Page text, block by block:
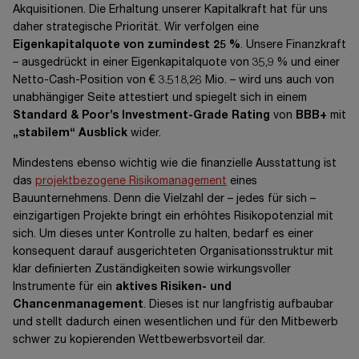
beizutragen.
Nicht zuletzt durch die Einbindung konzerneigener
Spezialanbieterinnen wie STRABAG Property & Facility
Services, A-WAY, EFKON, STRABAG Infrastructure & Safety
Solutions oder STRABAG Umwelttechnik ist der Konzern in der
Lage, das gesamte Anforderungsprofil von der Strukturierung
über die Finanzierung und Planung bis hin zum Bau und Betrieb
Auftraggeberschaft als auch den kapitalgebenden Stellen ein
hohes Maß an Sicherheit hinsichtlich der Vertragserfüllung zu
vermitteln.
( 2024: 24 %) unseres Zementbedarfs wurden durch die
Beteiligung an vier ( 2024: vier ) Zementwerken gedeckt. Der
Bereich Stein/Kies deckte15 % (2024: 15 % ) ab. Hier stieg die
Anzahl der aktiven Produktionsstätten leicht von 145 auf 146.
Seit dem Geschäftsjahr 2016 ist die STRABAG SE gemäß
§ 267b UGBverpflichtet, für ihre Tochterunternehmen in der
mineralgewinnenden Industrie einen konsolidierten Bericht über
die Zahlungen an staatliche Stellen zu erstellen. Dieser Bericht
ist auf der
Website der STRABAG SE abrufbar.
Bedarfsdeckung aus eigenen Ressourcen
Mit Ausnahme des Bereichs Asphalt, in dem der Deckungsgrad
bereits sehr hoch ist, wollen wir unseren Bedarf an Baustoffen
kontinuierlich zu einem größeren Anteil aus eigenen Ressourcen
decken. Unser primäres Ziel dabei ist die Erhöhung der
Unabhängigkeit von Baustofflieferfirmen, Baustoffverkäufe an
Dritte hingegen stellen kein eigenes Ziel dar.
Akquisitionen. Die Erhaltung unserer Kapitalkraft hat für uns
daher strategische Priorität. Wir verfolgen eine
Eigenkapitalquote von zumindest 25 %. Unsere Finanzkraft
– ausgedrückt in einer Eigenkapitalquote von 35,9 % und einer
Netto-Cash-Position von € 3.518,26 Mio. – wird uns auch von
unabhängiger Seite attestiert und spiegelt sich in einem
Standard & Poor’s Investment-Grade Rating von BBB+ mit
„stabilem“ Ausblick wider.
Mindestens ebenso wichtig wie die finanzielle Ausstattung ist
das projektbezogene Risikomanagement eines
Bauunternehmens. Denn die Vielzahl der – jedes für sich –
einzigartigen Projekte bringt ein erhöhtes Risikopotenzial mit
sich. Um dieses unter Kontrolle zu halten, bedarf es einer
konsequent darauf ausgerichteten Organisationsstruktur mit
klar definierten Zuständigkeiten sowie wirkungsvoller
Instrumente für ein aktives Risiken- und
Chancenmanagement. Dieses ist nur langfristig aufbaubar
und stellt dadurch einen wesentlichen und für den Mitbewerb
schwer zu kopierenden Wettbewerbsvorteil dar.